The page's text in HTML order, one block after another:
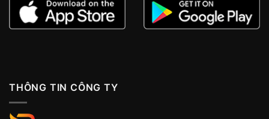
THÔNG TIN CÔNG TY